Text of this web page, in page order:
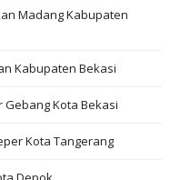
Madang Kabupaten
Kabupaten Bekasi
Gebang Kota Bekasi
Kota Tangerang